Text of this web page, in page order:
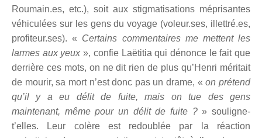
Roumain.es, etc.), soit aux stigmatisations méprisantes
véhiculées sur les gens du voyage (voleur.ses, illettré.es,
profiteur.ses). « Certains commentaires me mettent les
larmes aux yeux », confie Laëtitia qui dénonce le fait que
derrière ces mots, on ne dit rien de plus qu’Henri méritait
de mourir, sa mort n’est donc pas un drame, «on prétend
qu’il y a eu délit de fuite, mais on tue des gens
maintenant, même pour un délit de fuite ?» souligne-
t’elles. Leur colère est redoublée par la réaction